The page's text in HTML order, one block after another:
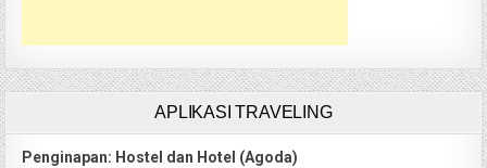
APLIKASI TRAVELING
Penginapan: Hostel dan Hotel (Agoda)